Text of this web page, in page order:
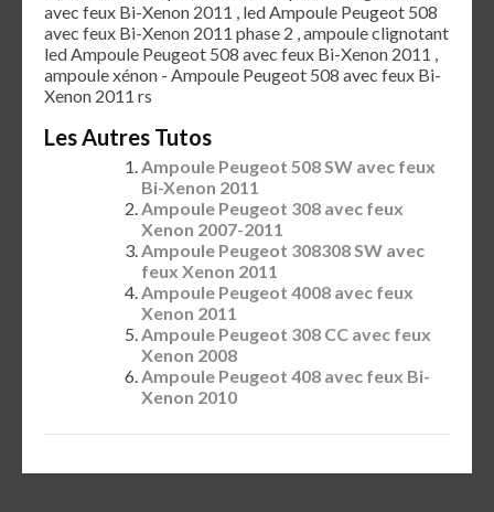
avec feux Bi-Xenon 2011 , led Ampoule Peugeot 508
avec feux Bi-Xenon 2011 phase 2 , ampoule clignotant
led Ampoule Peugeot 508 avec feux Bi-Xenon 2011 ,
ampoule xénon - Ampoule Peugeot 508 avec feux Bi-
Xenon 2011 rs
Les Autres Tutos
Ampoule Peugeot 508 SW avec feux
Bi-Xenon 2011
Ampoule Peugeot 308 avec feux
Xenon 2007-2011
Ampoule Peugeot 308308 SW avec
feux Xenon 2011
Ampoule Peugeot 4008 avec feux
Xenon 2011
Ampoule Peugeot 308 CC avec feux
Xenon 2008
Ampoule Peugeot 408 avec feux Bi-
Xenon 2010